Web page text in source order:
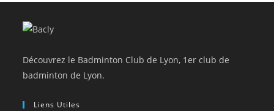
Découvrez le Badminton Club de Lyon, 1er club de
badminton de Lyon.
Liens Utiles